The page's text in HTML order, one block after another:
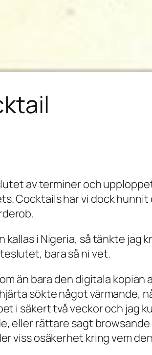
av terminer och
Cocktails har vi dock
i Nigeria, så tänkte jag
bara så ni vet.
än bara den digitala kopian
sökte något värmande,
i säkert två veckor och jag
rättare sagt browsande
viss osäkerhet kring vem